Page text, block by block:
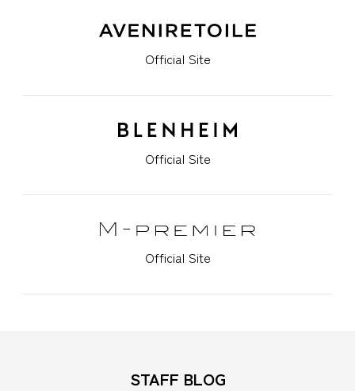
Official Site
Official Site
Official Site
STAFF BLOG